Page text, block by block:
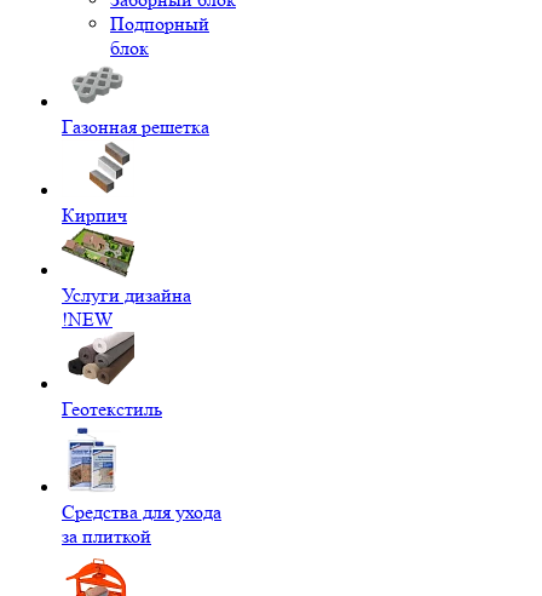
Подпорный
блок
Газонная решетка
Кирпич
Услуги дизайна
!NEW
Геотекстиль
Средства для ухода
за плиткой